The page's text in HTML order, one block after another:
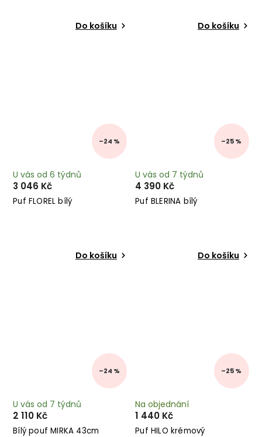
Do košíku Do košíku
–24 %
Puf FLOREL bílý
U vás od 6 týdnů
3 046 Kč
Do košíku
–25 %
Puf BLERINA bílý
U vás od 7 týdnů
4 390 Kč
Do košíku
–24 %
Bílý pouf MIRKA 43cm
U vás od 7 týdnů
2 110 Kč
–25 %
Puf HILO krémový
Na objednání
1 440 Kč